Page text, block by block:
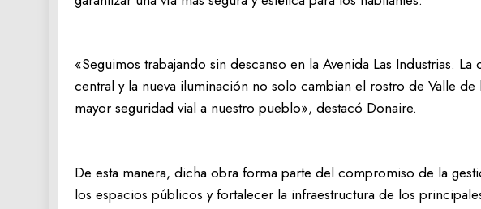
«Seguimos trabajando sin descanso en la Avenida Las Industrias.
central y la nueva iluminación no solo cambian el rostro de Valle de
mayor seguridad vial a nuestro pueblo», destacó Donaire.
De esta manera, dicha obra forma parte del compromiso de la
los espacios públicos y fortalecer la infraestructura de los